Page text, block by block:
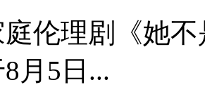
伦理剧《她
月5日...